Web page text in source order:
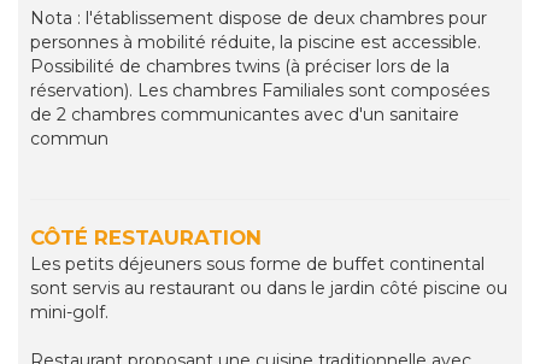
Nota : l'établissement dispose de deux chambres pour
personnes à mobilité réduite, la piscine est accessible.
Possibilité de chambres twins (à préciser lors de la
réservation). Les chambres Familiales sont composées
de 2 chambres communicantes avec d'un sanitaire
commun
CÔTÉ RESTAURATION
Les petits déjeuners sous forme de buffet continental
sont servis au restaurant ou dans le jardin côté piscine ou
mini-golf.